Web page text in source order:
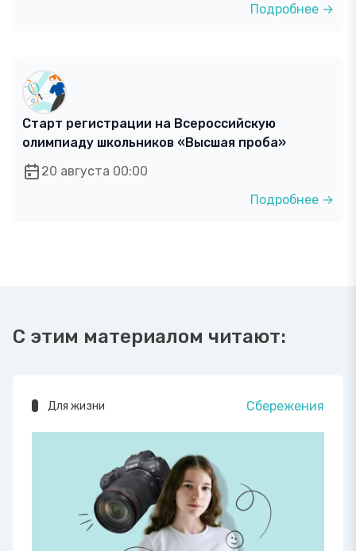
Подробнее →
Старт регистрации на Всероссийскую
олимпиаду школьников «Высшая проба»
20 августа 00:00
Подробнее →
С этим материалом читают:
Для жизни Сбережения